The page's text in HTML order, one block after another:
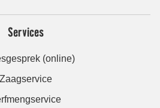
Services
(online)
Zaagservice